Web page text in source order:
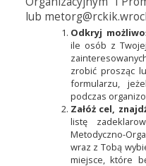
lub
Odkryj
ile osób z
zrobić prosząc
formularzu,
podczas
Załóż cel,
listę
Metodyczno-
wraz z Tobą
miejsce, które